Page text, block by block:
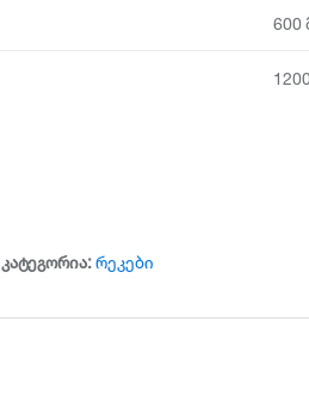
600
კატეგორია:რეკები